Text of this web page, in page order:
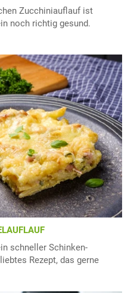
Zucchiniauflauf ist
noch richtig gesund.
schneller Schinken-
Rezept, das gerne